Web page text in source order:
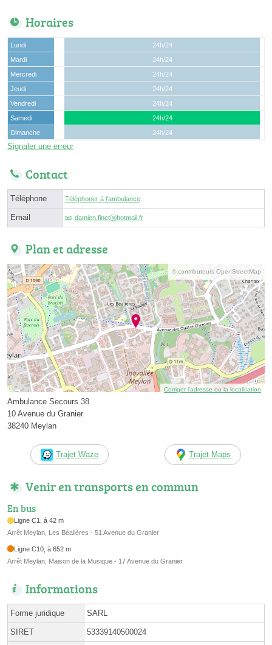
Horaires
Lundi
24h/24
Mardi
24h/24
Mercredi
24h/24
Jeudi
24h/24
Vendredi
24h/24
Samedi
24h/24
Dimanche
24h/24
Signaler une erreur
Contact
Téléphone Téléphoner à l'ambulance
Email damien.finetⓐhotmail.fr
Plan et adresse
© contributeurs OpenStreetMap
Corriger l’adresse ou la localisation
Ambulance Secours 38
10 Avenue du Granier
38240 Meylan
Trajet Waze Trajet Maps
Venir en transports en commun
En bus
Ligne C1, à 42 m
Arrêt Meylan, Les Béalières - 51 Avenue du Granier
Ligne C10, à 652 m
Arrêt Meylan, Maison de la Musique - 17 Avenue du Granier
Informations
Forme juridique SARL
SIRET 53339140500024